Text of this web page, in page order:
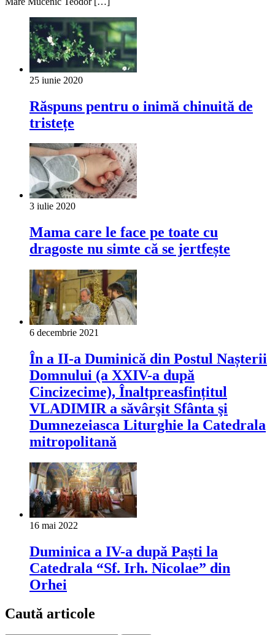
25 iunie 2020
Răspuns pentru o inimă chinuită de
tristețe
3 iulie 2020
Mama care le face pe toate cu
dragoste nu simte că se jertfește
6 decembrie 2021
În a II-a Duminică din Postul Nașterii
Domnului (a XXIV-a după
Cincizecime), Înaltpreasfințitul
VLADIMIR a săvârşit Sfânta şi
Dumnezeiasca Liturghie la Catedrala
mitropolitană
16 mai 2022
Duminica a IV-a după Paști la
Catedrala “Sf. Irh. Nicolae” din
Orhei
Caută articole